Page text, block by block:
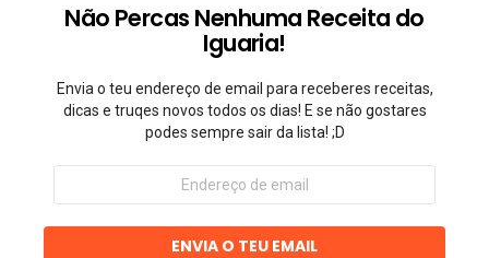
Não Percas Nenhuma Receita do
Iguaria!
Envia o teu endereço de email para receberes receitas,
dicas e truqes novos todos os dias! E se não gostares
podes sempre sair da lista! ;D
Endereço
email
ENVIA O TEU EMAIL